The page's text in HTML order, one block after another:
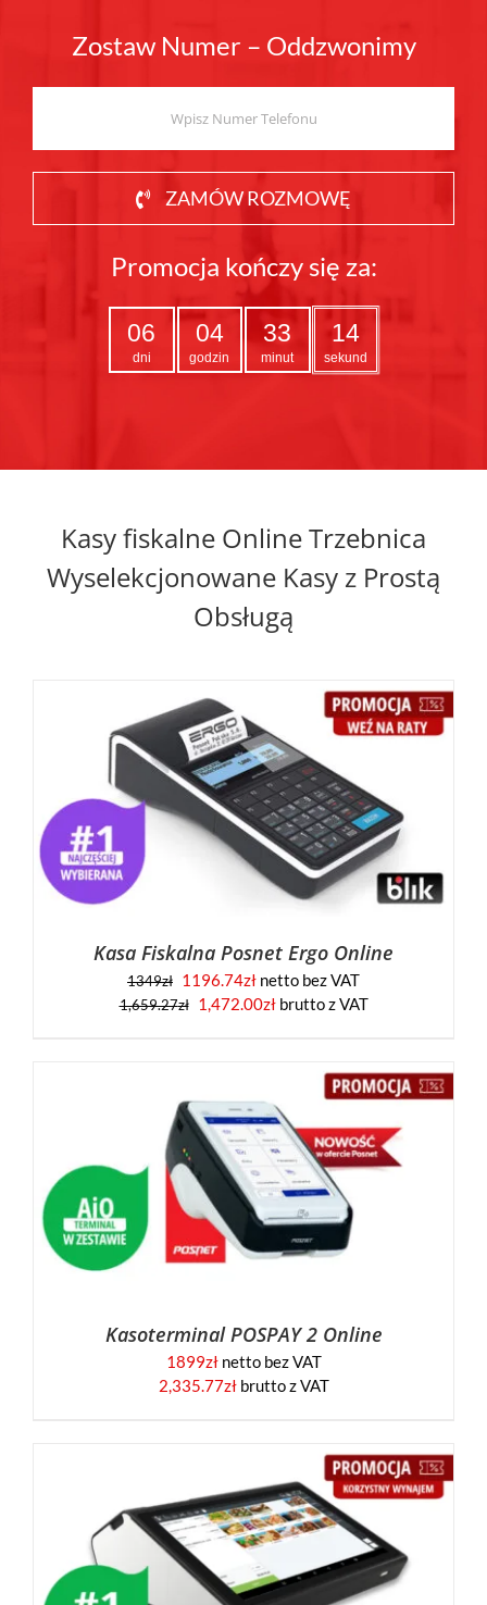
Zostaw Numer – Oddzwonimy
ZAMÓW ROZMOWĘ
Promocja kończy się za:
06
dni
04
godzin
33
minut
12
sekund
Kasy fiskalne Online Trzebnica
Wyselekcjonowane Kasy z Prostą
Obsługą
Kasa Fiskalna Posnet Ergo Online
1349zł 1196.74zł netto bez VAT
1,659.27zł 1,472.00złbrutto z VAT
Kasoterminal POSPAY 2 Online
1899złnetto bez VAT
2,335.77złbrutto z VAT